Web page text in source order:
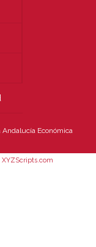
Económica
XYZScripts.com